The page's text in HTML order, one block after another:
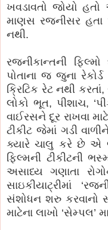
ખવડાવતો જોયો હતો
માણસ રજનીસર હતા
નથી.
રજનીકાન્તની
પોતાના જ જુના
ક્રિટિક રેટ નથી
લોકો ભૂત, પીશાચ,
વાઈરસને દૂર રાખવા
ટીકીટ જેમાં ગડી
ક્યારે ચાલુ કરે છે એ
ફિલ્મની ટીકીટની
અસાધ્ય ગણાતા
સાઇકીયાટ્રીમાં
સંશોધન શરુ
માટેના લાખો ‘સેમ્પલ’